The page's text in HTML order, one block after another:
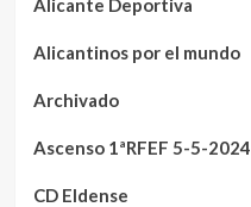
Alicante Deportiva
Alicantinos por el mundo
Archivado
Ascenso 1ªRFEF 5-5-2024
CD Eldense